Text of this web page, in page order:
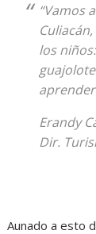
“Vamos
los
Erandy
Dir.
Aunado a esto